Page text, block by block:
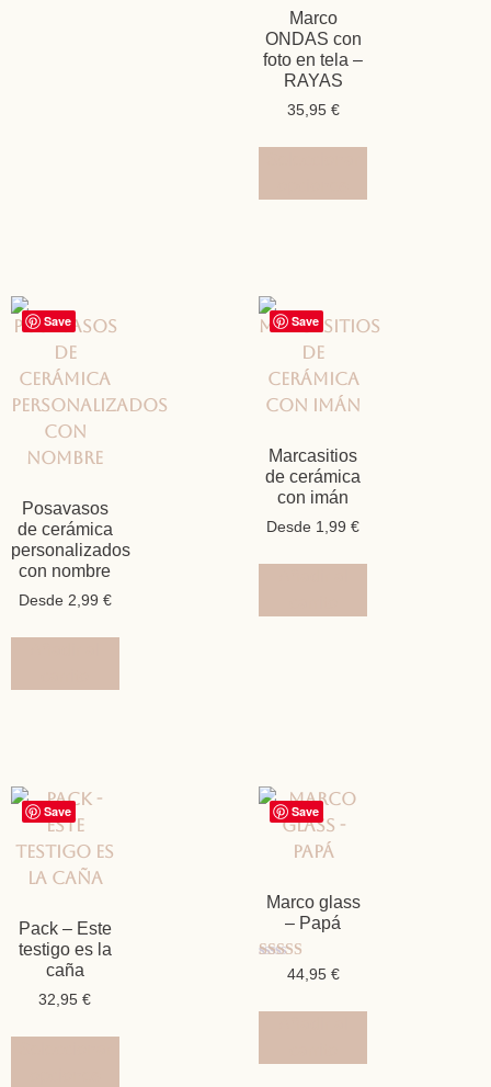
Marco
ONDAS con
foto en tela –
RAYAS
35,95 €
Save
Posavasos
de cerámica
personalizados
con nombre
Desde 2,99 €
Save
Marcasitios
de cerámica
con imán
Desde 1,99€
Save
Pack – Este
testigo es la
caña
32,95€
Save
Marco glass
– Papá
Valorado
con
de 5
44,95 €